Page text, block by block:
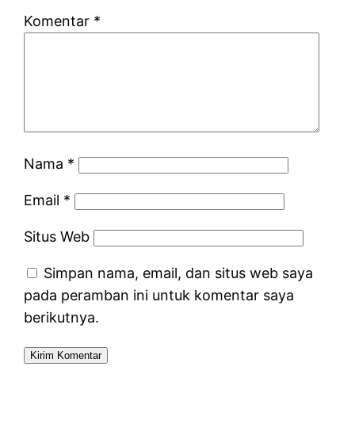
Komentar *
Nama *
Email *
Situs Web
Simpan nama, email, dan situs web saya
pada peramban ini untuk komentar saya
berikutnya.